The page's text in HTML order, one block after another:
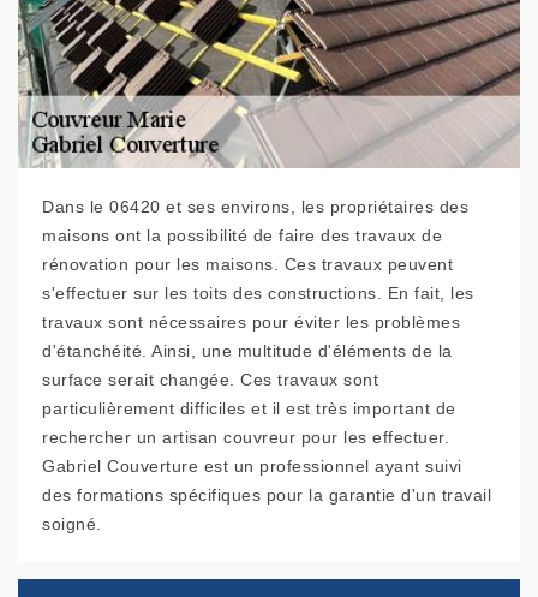
Dans le 06420 et ses environs, les propriétaires des
maisons ont la possibilité de faire des travaux de
rénovation pour les maisons. Ces travaux peuvent
s'effectuer sur les toits des constructions. En fait, les
travaux sont nécessaires pour éviter les problèmes
d'étanchéité. Ainsi, une multitude d'éléments de la
surface serait changée. Ces travaux sont
particulièrement difficiles et il est très important de
rechercher un artisan couvreur pour les effectuer.
Gabriel Couverture est un professionnel ayant suivi
des formations spécifiques pour la garantie d'un travail
soigné.